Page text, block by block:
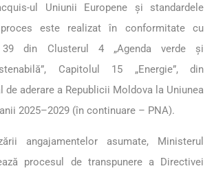
ul Uniunii Europene și standardele
este realizat în conformitate cu
39 din Clusterul 4 „Agenda verde și
Capitolul 15 „Energie”, din
de aderare a Republicii Moldova la Uniunea
2025–2029 (în continuare – PNA).
angajamentelor asumate, Ministerul
procesul de transpunere a Directivei